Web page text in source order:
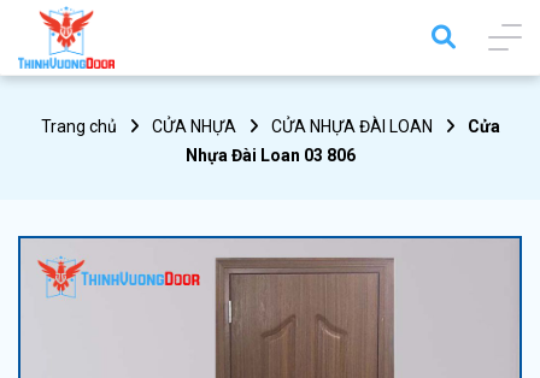
Trang chủ CỬA NHỰA CỬA NHỰA ĐÀI LOAN
Cửa
Nhựa Đài Loan 03 806